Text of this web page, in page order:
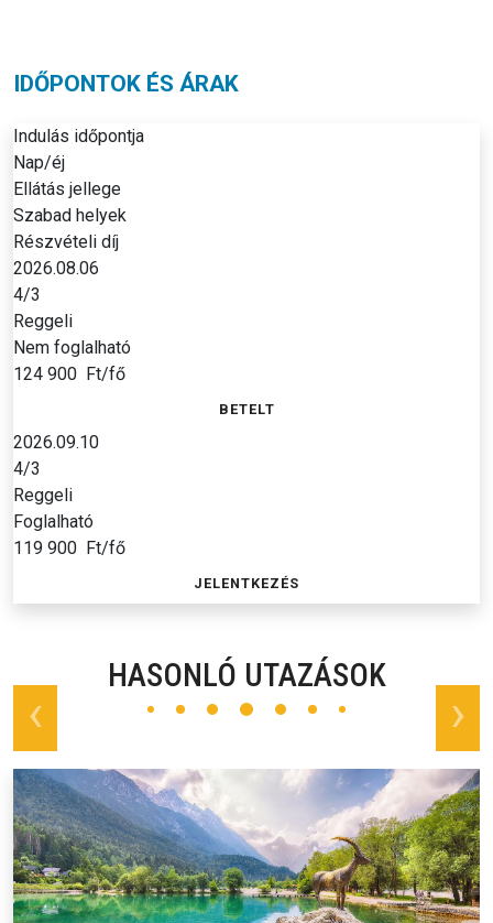
IDŐPONTOK ÉS ÁRAK
Indulás időpontja
Nap/éj
Ellátás jellege
Szabad helyek
Részvételi díj
2026.08.06
4/3
Reggeli
Nem foglalható
124 900 Ft/fő
BETELT
2026.09.10
4/3
Reggeli
Foglalható
119 900 Ft/fő
JELENTKEZÉS
HASONLÓ UTAZÁSOK